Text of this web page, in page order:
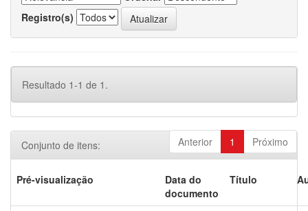
Registro(s)
Resultado 1-1 de 1.
Anterior 1 Próximo
Conjunto de itens:
Pré-visualização
Data do
documento
Título